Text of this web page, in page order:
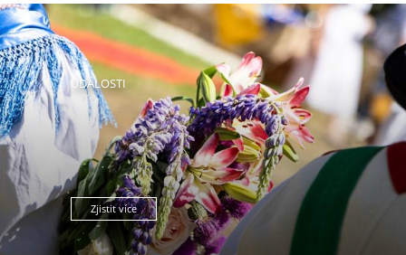
UDÁLOSTI
Zjistit více